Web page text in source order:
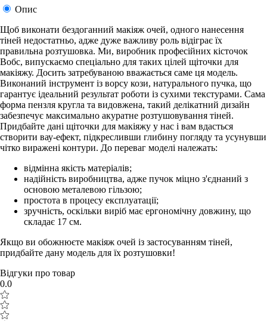
Опис
Щоб виконати бездоганний макіяж очей, одного нанесення
тіней недостатньо, адже дуже важливу роль відіграє їх
правильна розтушовка. Ми, виробник професійних кісточок
Вобс, випускаємо спеціально для таких цілей щіточки для
макіяжу. Досить затребуваною вважається саме ця модель.
Виконаний інструмент із ворсу кози, натурального пучка, що
гарантує ідеальний результат роботи із сухими текстурами. Сама
форма пензля кругла та видовжена, такий делікатний дизайн
забезпечує максимально акуратне розтушовування тіней.
Придбайте дані щіточки для макіяжу у нас і вам вдасться
створити вау-ефект, підкресливши глибину погляду та усунувши
чітко виражені контури. До переваг моделі належать:
відмінна якість матеріалів;
надійність виробництва, адже пучок міцно з'єднаний з
основою металевою гільзою;
простота в процесу експлуатації;
зручність, оскільки виріб має ергономічну довжину, що
складає 17 см.
Якщо ви обожнюєте макіяж очей із застосуванням тіней,
придбайте дану модель для їх розтушовки!
Відгуки про товар
0.0